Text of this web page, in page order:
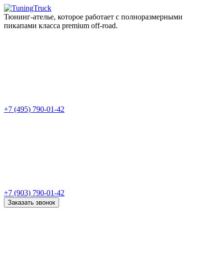
Тюнинг-ателье, которое работает с полноразмерными
пикапами класса premium off-road.
+7 (495) 790-01-42
+7 (903) 790-01-42
Заказать звонок